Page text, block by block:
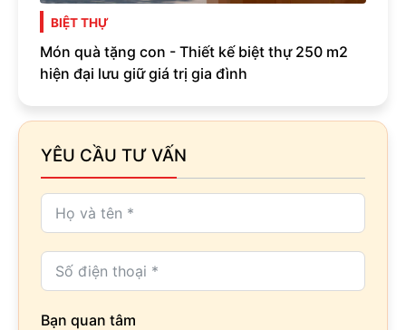
BIỆT THỰ
Món quà tặng con - Thiết kế biệt thự 250 m2
hiện đại lưu giữ giá trị gia đình
YÊU CẦU TƯ VẤN
Bạn quan tâm